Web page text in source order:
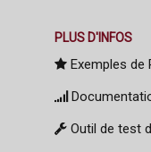
PLUS D'INFOS
Exemples de
Outil de test